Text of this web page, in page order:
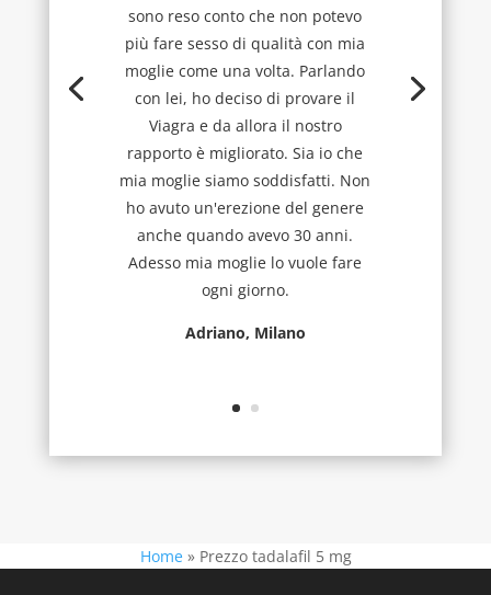
sono reso conto che non potevo
più fare sesso di qualità con mia
moglie come una volta. Parlando
con lei, ho deciso di provare il
Viagra e da allora il nostro
rapporto è migliorato. Sia io che
mia moglie siamo soddisfatti. Non
ho avuto un'erezione del genere
anche quando avevo 30 anni.
Adesso mia moglie lo vuole fare
ogni giorno.
Adriano, Milano
Home» Prezzo tadalafil 5 mg